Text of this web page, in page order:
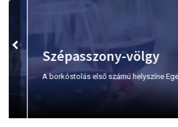
Szépasszony-völgy
A borkóstolás első számú helyszíne Egerben.